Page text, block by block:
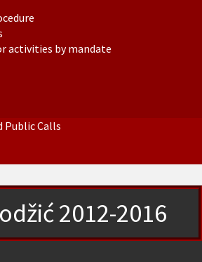
activities by mandate
Calls
2012-2016